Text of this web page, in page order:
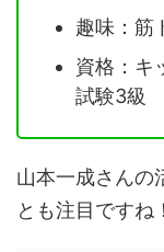
趣味：筋
資格：キ
試験3級
山本一成さんの
とも注目ですね！